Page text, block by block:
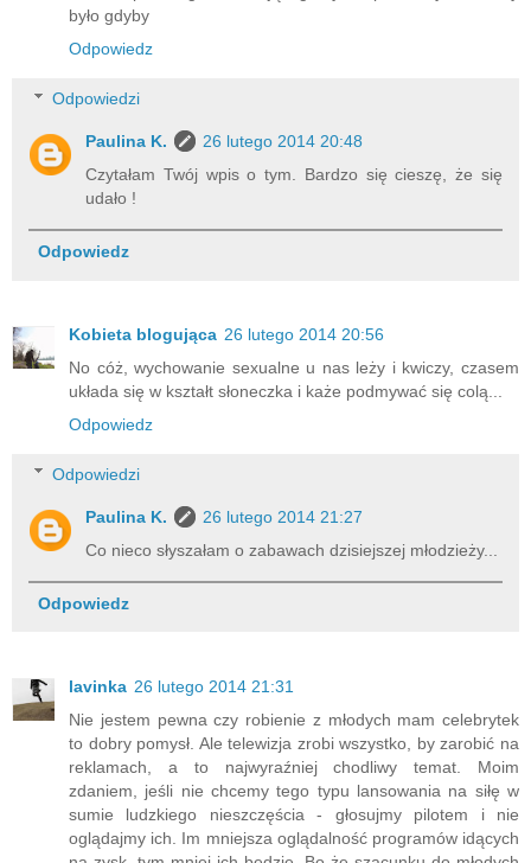
było gdyby
Odpowiedz
Odpowiedzi
Paulina K.
26 lutego 2014 20:48
Czytałam Twój wpis o tym. Bardzo się cieszę, że się
udało !
Odpowiedz
Kobieta blogująca 26 lutego 2014 20:56
No cóż, wychowanie sexualne u nas leży i kwiczy, czasem
układa się w kształt słoneczka i każe podmywać się colą...
Odpowiedz
Odpowiedzi
Paulina K.
26 lutego 2014 21:27
Co nieco słyszałam o zabawach dzisiejszej młodzieży...
Odpowiedz
lavinka 26 lutego 2014 21:31
Nie jestem pewna czy robienie z młodych mam celebrytek
to dobry pomysł. Ale telewizja zrobi wszystko, by zarobić na
reklamach, a to najwyraźniej chodliwy temat. Moim
zdaniem, jeśli nie chcemy tego typu lansowania na siłę w
sumie ludzkiego nieszczęścia - głosujmy pilotem i nie
oglądajmy ich. Im mniejsza oglądalność programów idących